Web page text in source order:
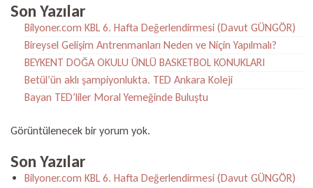
Son Yazılar
Bilyoner.com KBL 6. Hafta Değerlendirmesi (Davut GÜNGÖR)
Bireysel Gelişim Antrenmanları Neden ve Niçin Yapılmalı?
BEYKENT DOĞA OKULU ÜNLÜ BASKETBOL KONUKLARI
Betül’ün aklı şampiyonlukta. TED Ankara Koleji
Bayan TED’liler Moral Yemeğinde Buluştu
Görüntülenecek bir yorum yok.
Son Yazılar
Bilyoner.com KBL 6. Hafta Değerlendirmesi (Davut GÜNGÖR)